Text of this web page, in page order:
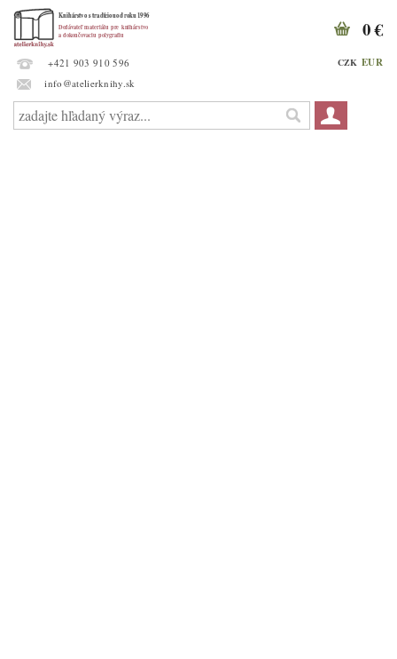
+421 903 910 596
info@atelierknihy.sk
CZK EUR
0 €